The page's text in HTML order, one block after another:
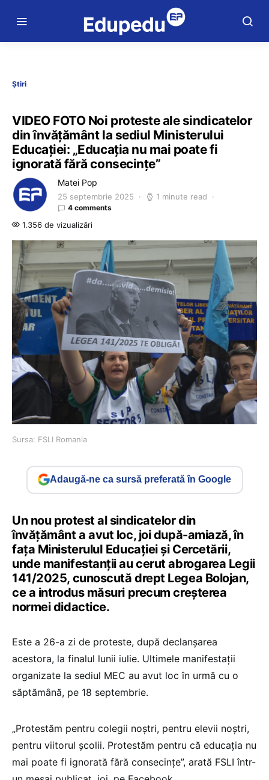
Știri
VIDEO FOTO Noi proteste ale sindicatelor
din învățământ la sediul Ministerului
Educației: „Educația nu mai poate fi
ignorată fără consecințe”
Matei Pop
25 septembrie 2025 1 minute read
4 comments
1.356 de vizualizări
Sursa: FSLI Romania
Adaugă-ne ca sursă preferată în Google
Un nou protest al sindicatelor din
învățământ a avut loc, joi după-amiază, în
fața MinisteruluI Educației și Cercetării,
unde manifestanții au cerut abrogarea Legii
141/2025, cunoscută drept Legea Bolojan,
ce a introdus măsuri precum creșterea
normei didactice.
Este a 26-a zi de proteste, după declanșarea
acestora, la finalul lunii iulie. Ultimele manifestații
organizate la sediul MEC au avut loc în urmă cu o
săptămână, pe 18 septembrie.
„Protestăm pentru colegii noștri, pentru elevii noștri,
pentru viitorul școlii. Protestăm pentru că educația nu
mai poate fi ignorată fără consecințe”, arată FSLI într-